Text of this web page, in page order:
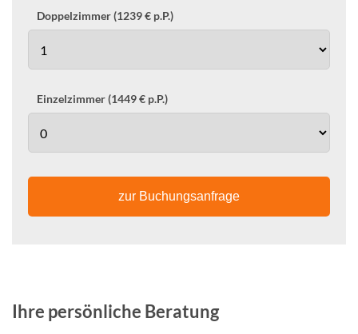
Doppelzimmer (1239 € p.P.)
Einzelzimmer (1449 € p.P.)
zur Buchungsanfrage
Ihre persönliche Beratung